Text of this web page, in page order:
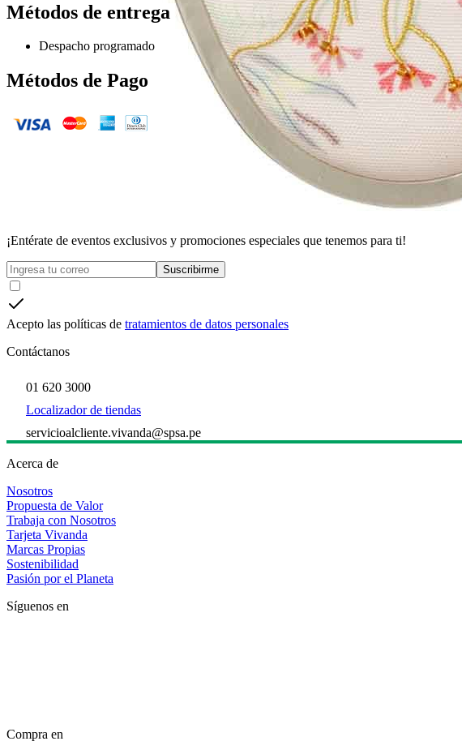
Métodos de entrega
Despacho programado
Métodos de Pago
¡Entérate de eventos exclusivos y promociones especiales que tenemos para ti!
Suscribirme
Acepto las políticas de tratamientos de datos personales
Contáctanos
01 620 3000
Localizador de tiendas
servicioalcliente.vivanda@spsa.pe
Acerca de
Nosotros
Propuesta de Valor
Trabaja con Nosotros
Tarjeta Vivanda
Marcas Propias
Sostenibilidad
Pasión por el Planeta
Síguenos en
Compra en